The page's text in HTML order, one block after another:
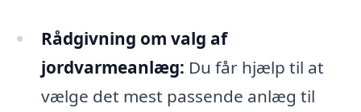
Rådgivning om valg af
jordvarmeanlæg: Du får hjælp til at
vælge det mest passende anlæg til